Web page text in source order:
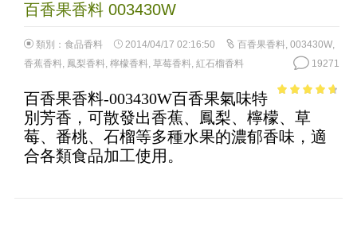
百香果香料 003430W
類別： 食品香料 2014/04/17 02:16:50 百香果香料, 003430W,
香蕉香料, 鳳梨香料, 檸檬香料, 草莓香料, 紅石榴香料 19271
of 5
百香果香料-003430W百香果氣味特
別芳香，可散發出香蕉、鳳梨、檸檬、草
莓、番桃、石榴等多種水果的濃郁香味，適
合各類食品加工使用。